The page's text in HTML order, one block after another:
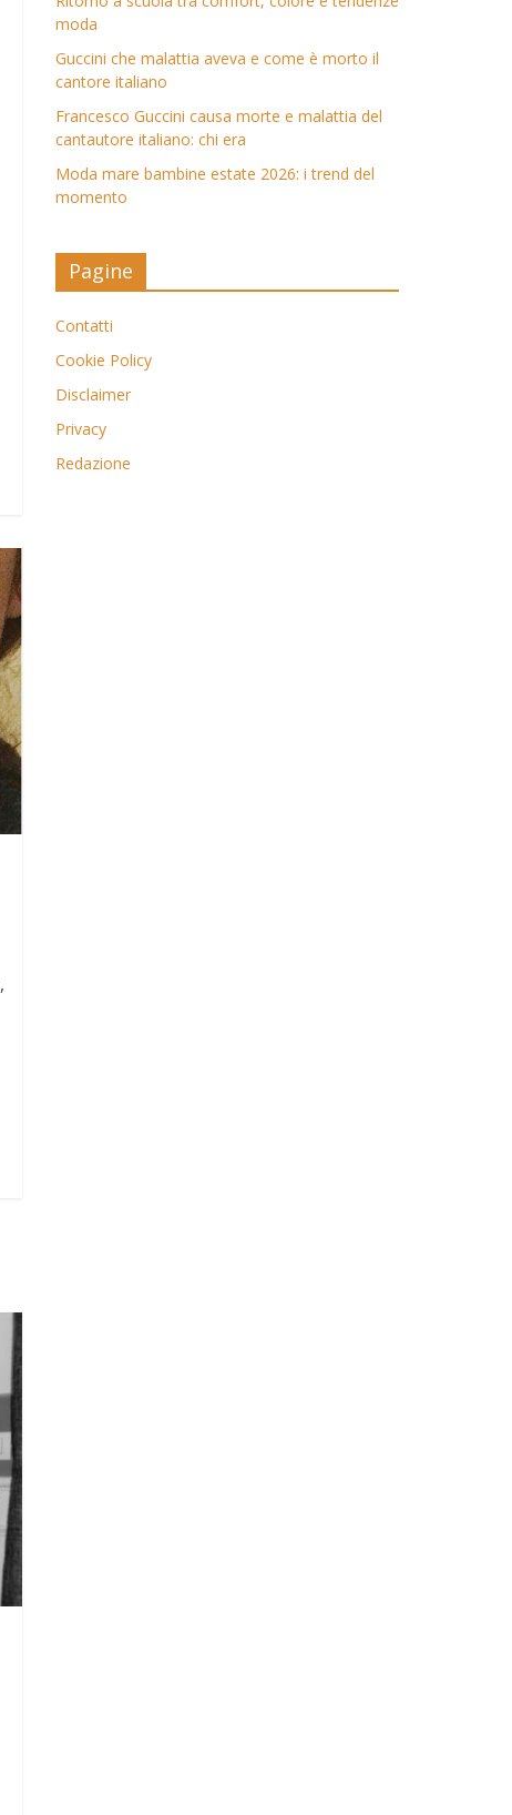
,
moda
Guccini che malattia aveva e come è morto il
cantore italiano
Francesco Guccini causa morte e malattia del
cantautore italiano: chi era
Moda mare bambine estate 2026: i trend del
momento
Pagine
Contatti
Cookie Policy
Disclaimer
Privacy
Redazione